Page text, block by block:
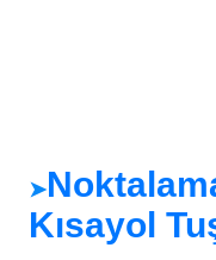
➤
Kısayol